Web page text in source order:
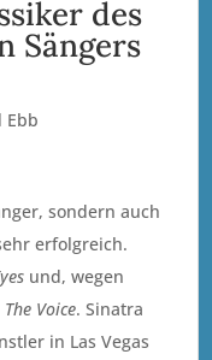
des
Sängers
Ebb
sondern auch
erfolgreich.
und, wegen
The Voice. Sinatra
in Las Vegas